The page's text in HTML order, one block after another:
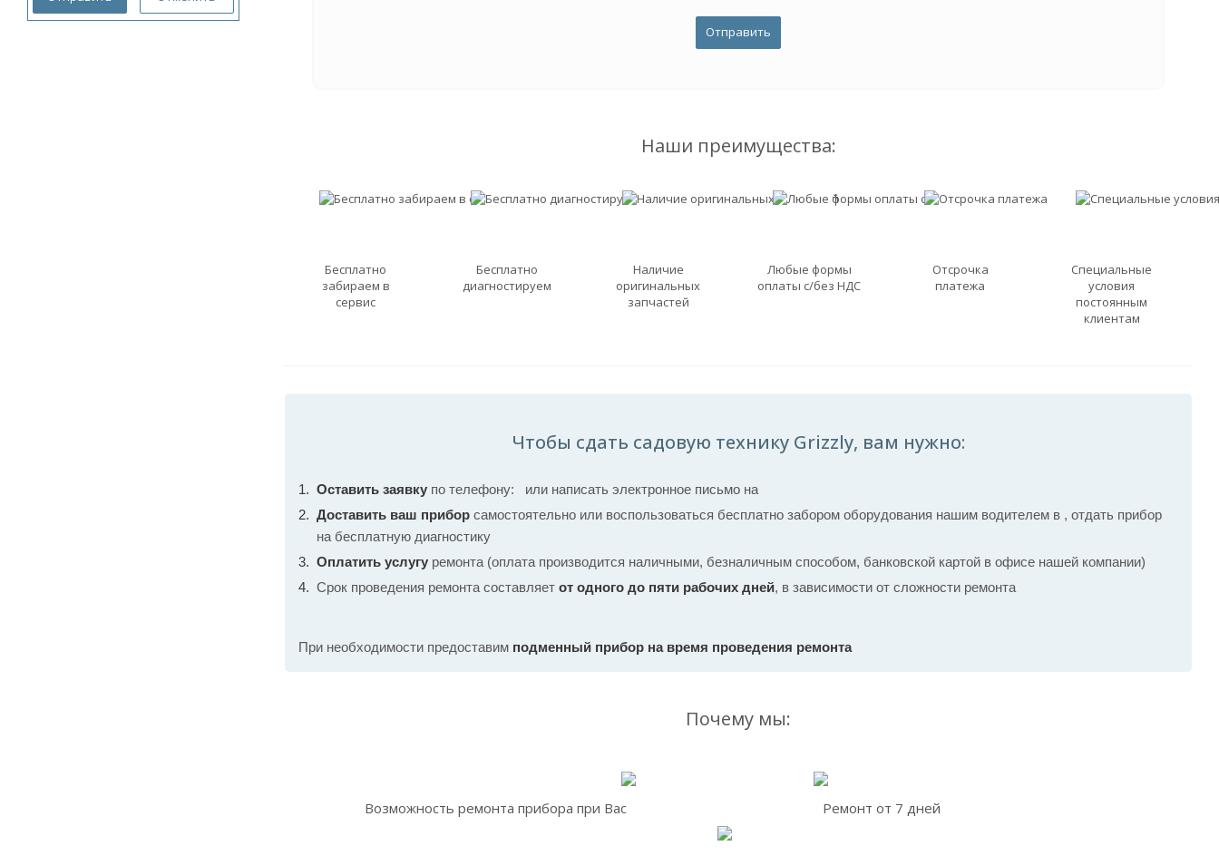
Наши преимущества:
Бесплатно
забираем в
сервис
Бесплатно
диагностируем
Наличие
оригинальных
запчастей
Любые формы
оплаты с/без НДС
Отсрочка
платежа
Специальные
условия
постоянным
клиентам
Чтобы сдать садовую технику Grizzly, вам нужно:
Оставить заявку по телефону:
или написать электронное письмо на
Доставить ваш прибор самостоятельно или воспользоваться бесплатно забором оборудования нашим водителем в , отдать прибор
на бесплатную диагностику
Оплатить услугу ремонта (оплата производится наличными, безналичным способом, банковской картой в офисе нашей компании)
Срок проведения ремонта составляет от одного до пяти рабочих дней, в зависимости от сложности ремонта
При необходимости предоставим подменный прибор на время проведения ремонта
Почему мы:
Возможность ремонта прибора при Вас Ремонт от 7 дней